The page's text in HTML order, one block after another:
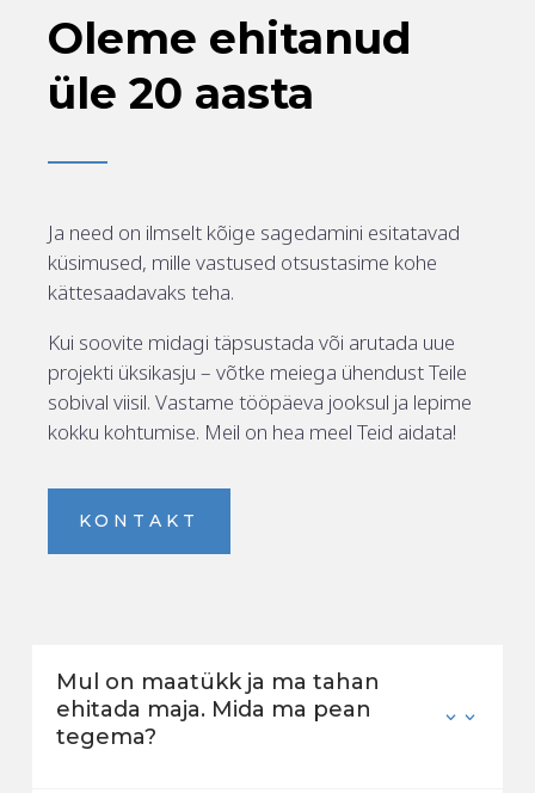
Oleme ehitanud
üle 20 aasta
Ja need on ilmselt kõige sagedamini esitatavad
küsimused, mille vastused otsustasime kohe
kättesaadavaks teha.
Kui soovite midagi täpsustada või arutada uue
projekti üksikasju – võtke meiega ühendust Teile
sobival viisil. Vastame tööpäeva jooksul ja lepime
kokku kohtumise. Meil on hea meel Teid aidata!
KONTAKT
Mul on maatükk ja ma tahan
ehitada maja. Mida ma pean
tegema?